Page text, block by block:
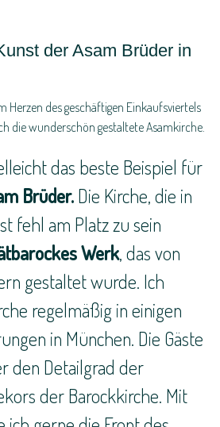
der Asam Brüder in
Herzen des geschäftigen Einkaufsviertels
die wunderschön gestaltete Asamkirche.
das beste Beispiel für
Brüder.Die Kirche, die in
fehl am Platz zu sein
Werk, das von
gestaltet wurde. Ich
regelmäßig in einigen
in München. Die Gäste
den Detailgrad der
der Barockkirche. Mit